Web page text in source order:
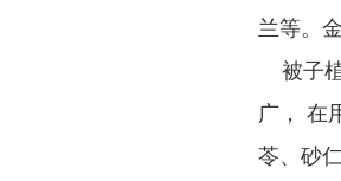
兰等。
被子植
广， 在
苓、砂